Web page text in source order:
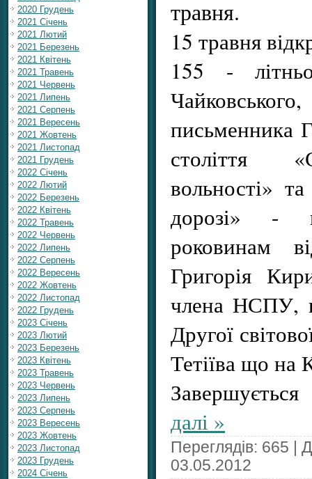
2020 Грудень
2021 Січень
2021 Лютий
2021 Березень
2021 Квітень
2021 Травень
2021 Червень
2021 Липень
2021 Серпень
2021 Вересень
2021 Жовтень
2021 Листопад
2021 Грудень
2022 Січень
2022 Лютий
2022 Березень
2022 Квітень
2022 Травень
2022 Червень
2022 Липень
2022 Серпень
2022 Вересень
2022 Жовтень
2022 Листопад
2022 Грудень
2023 Січень
2023 Лютий
2023 Березень
2023 Квітень
2023 Травень
2023 Червень
2023 Липень
2023 Серпень
2023 Вересень
2023 Жовтень
2023 Листопад
2023 Грудень
2024 Січень
травня.
15 травня
155 -
письменника
століття
вольності»
дорозі» -
роковинам
Григорія
члена НСПУ,
Другої
Тетіїва що на
далі »
Переглядів: 665 |
03.05.2012